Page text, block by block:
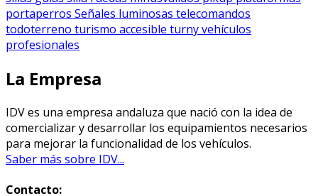
portaperros Señales luminosas telecomandos
todoterreno turismo accesible turnyvehículos
profesionales
La Empresa
IDV es una empresa andaluza que nació con la idea de
comercializar y desarrollar los equipamientos necesarios
para mejorar la funcionalidad de los vehículos.
Saber más sobre IDV...
Contacto: